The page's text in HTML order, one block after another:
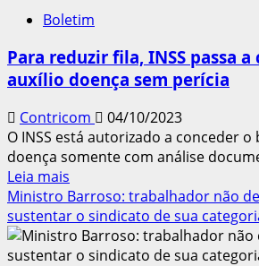
no
aniversário
no
diz
secretário
Boletim
Para reduzir fila, INSS passa a
auxílio doença sem perícia
Contricom
04/10/2023
O INSS está autorizado a conceder
doença somente com análise
Leia mais
mais
sobre
Para
reduzir
Ministro Barroso: trabalhador não
sustentar o sindicato de sua